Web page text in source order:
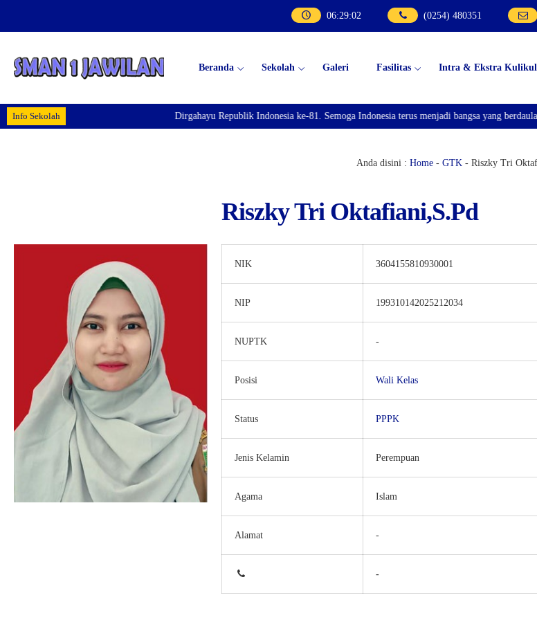
06:29:02 (0254) 480351
Beranda Sekolah Galeri Fasilitas Intra & Ekstra
Info Sekolah Dirgahayu Republik Indonesia ke-81. Semoga Indonesia terus menjadi bangsa yang
Anda disini : Home - GTK - Riszky Tri
Riszky Tri Oktafiani,S.Pd
NIK 3604155810930001
NIP 199310142025212034
NUPTK -
Posisi Wali Kelas
Status PPPK
Jenis Kelamin Perempuan
Agama Islam
Alamat -
-